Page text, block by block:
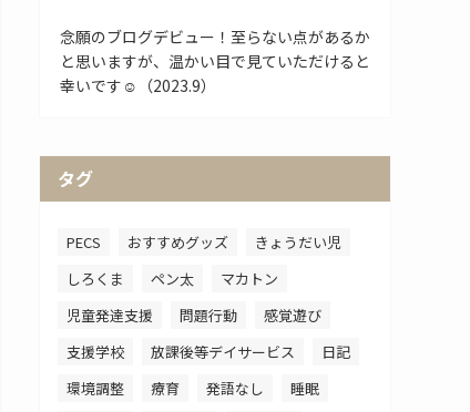
念願のブログデビュー！至らない点があるか
と思いますが、温かい目で見ていただけると
幸いです☺（2023.9）
タグ
PECS おすすめグッズ
きょうだい児
しろくま
ペン太
マカトン
児童発達支援
問題行動
感覚遊び
支援学校
放課後等デイサービス
日記
環境調整
療育 発語なし
睡眠